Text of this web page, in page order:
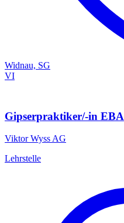
Widnau, SG
VI
Gipserpraktiker/-in EBA
Viktor Wyss AG
Lehrstelle